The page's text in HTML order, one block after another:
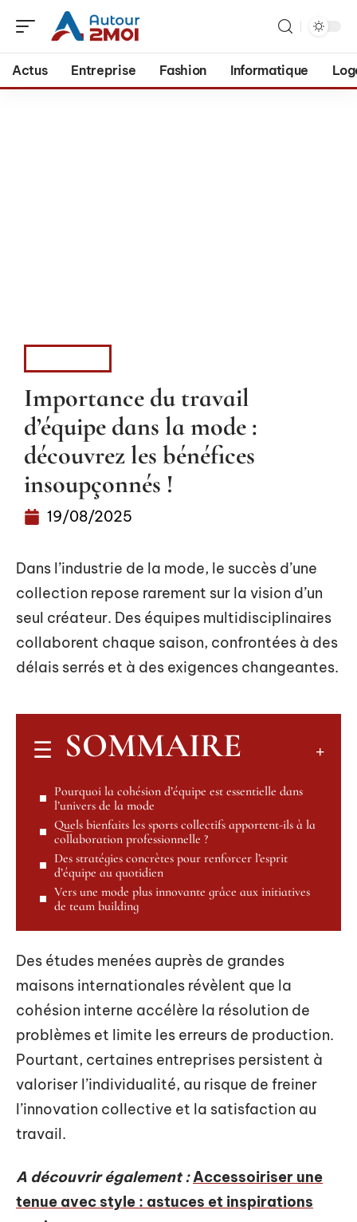
Actus Entreprise Fashion Informatique
Importance du travail
d’équipe dans la mode :
découvrez les bénéfices
insoupçonnés !
19/08/2025
Dans l’industrie de la mode, le succès d’une
collection repose rarement sur la vision d’un
seul créateur. Des équipes multidisciplinaires
collaborent chaque saison, confrontées à des
délais serrés et à des exigences changeantes.
SOMMAIRE
Pourquoi la cohésion d’équipe est essentielle dans
l’univers de la mode
Quels bienfaits les sports collectifs apportent-ils à la
collaboration professionnelle ?
Des stratégies concrètes pour renforcer l’esprit
d’équipe au quotidien
Vers une mode plus innovante grâce aux initiatives
de team building
Des études menées auprès de grandes
maisons internationales révèlent que la
cohésion interne accélère la résolution de
problèmes et limite les erreurs de production.
Pourtant, certaines entreprises persistent à
valoriser l’individualité, au risque de freiner
l’innovation collective et la satisfaction au
travail.
A découvrir également : Accessoiriser une
tenue avec style : astuces et inspirations